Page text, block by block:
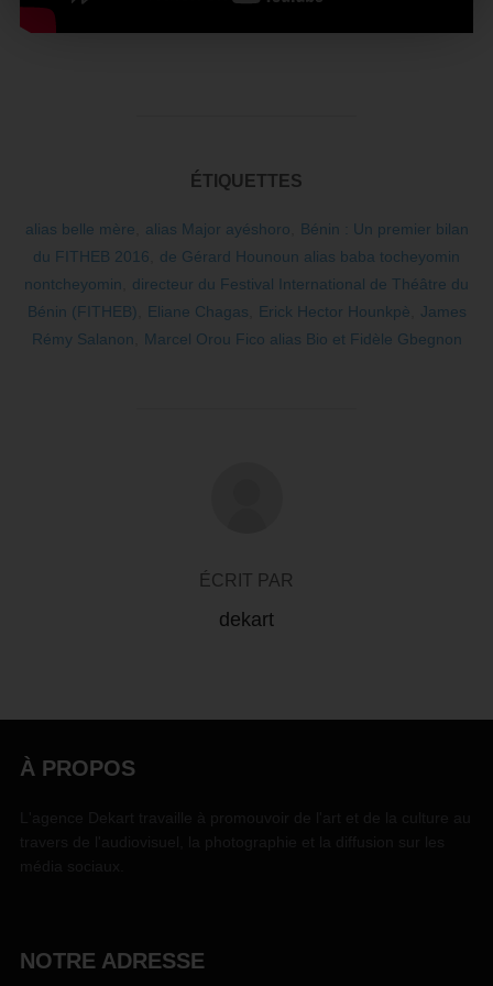
ÉTIQUETTES
alias belle mère alias Major ayéshoro
Bénin : Un premier bilan
du FITHEB 2016
de Gérard Hounoun alias baba tocheyomin
nontcheyomin
directeur du Festival International de Théâtre du
Bénin (FITHEB)
Eliane Chagas Erick Hector Hounkpè
James
Rémy Salanon
Marcel Orou Fico alias Bio et Fidèle Gbegnon
ÉCRIT PAR
dekart
À PROPOS
NOTRE ADRESSE